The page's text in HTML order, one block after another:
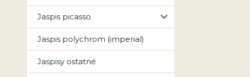
Jaspis picasso
Jaspis polychrom (imperial)
Jaspisy ostatné